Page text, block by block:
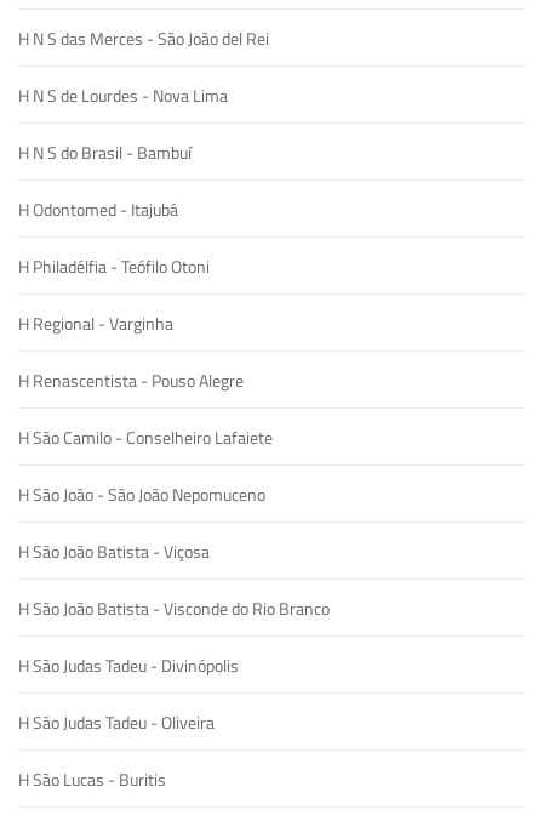
H N S das Merces - São João del Rei
H N S de Lourdes - Nova Lima
H N S do Brasil - Bambuí
H Odontomed - Itajubá
H Philadélfia - Teófilo Otoni
H Regional - Varginha
H Renascentista - Pouso Alegre
H São Camilo - Conselheiro Lafaiete
H São João - São João Nepomuceno
H São João Batista - Viçosa
H São João Batista - Visconde do Rio Branco
H São Judas Tadeu - Divinópolis
H São Judas Tadeu - Oliveira
H São Lucas - Buritis